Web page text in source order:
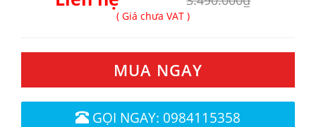
( Giá chưa VAT )
MUA NGAY
GỌI NGAY: 0984115358